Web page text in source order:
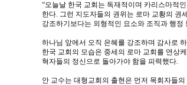
“오늘날 한국 교회는 독재적이며 카리스마적
한다. 그런 지도자들의 권위는 로마 교황의 권
강조하기보다는 외형적인 요소와 조직과 행정
하나님 앞에서 오직 은혜를 강조하며 감사로
한국 교회의 모습은 중세의 로마 교회를 연상
혁자들의 정신으로 돌아가야 함을 피력했다.
안 교수는 대형교회의 출현은 먼저 목회자들